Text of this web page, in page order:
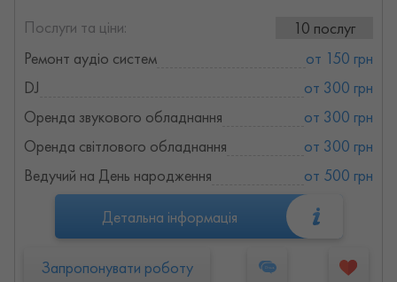
Послуги та ціни:
10 послуг
Ремонт аудіо систем
от 150 грн
DJ
от 300 грн
Оренда звукового обладнання
от 300 грн
Оренда світлового обладнання
от 300 грн
Ведучий на День народження
от 500 грн
Детальна інформація
Запропонувати роботу